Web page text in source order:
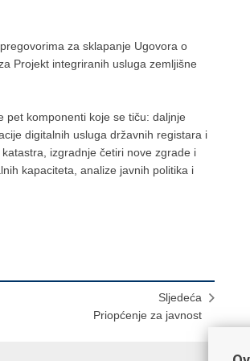
za sklapanje Ugovora o
Projekt integriranih usluga zemljišne
pet komponenti koje se tiču: daljnje
digitalnih usluga državnih registara i
izgradnje četiri nove zgrade i
kapaciteta, analize javnih politika i
Sljedeća
Priopćenje za javnost